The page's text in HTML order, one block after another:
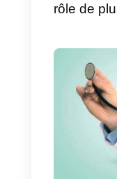
avec
le